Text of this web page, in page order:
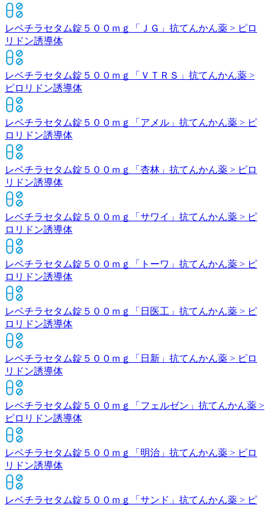
レベチラセタム錠５００ｍｇ「ＪＧ」 抗てんかん薬 > ピロ
リドン誘導体
レベチラセタム錠５００ｍｇ「ＶＴＲＳ」 抗てんかん薬 >
ピロリドン誘導体
レベチラセタム錠５００ｍｇ「アメル」 抗てんかん薬 > ピ
ロリドン誘導体
レベチラセタム錠５００ｍｇ「杏林」 抗てんかん薬 > ピロ
リドン誘導体
レベチラセタム錠５００ｍｇ「サワイ」 抗てんかん薬 > ピ
ロリドン誘導体
レベチラセタム錠５００ｍｇ「トーワ」 抗てんかん薬 > ピ
ロリドン誘導体
レベチラセタム錠５００ｍｇ「日医工」 抗てんかん薬 > ピ
ロリドン誘導体
レベチラセタム錠５００ｍｇ「日新」 抗てんかん薬 > ピロ
リドン誘導体
レベチラセタム錠５００ｍｇ「フェルゼン」 抗てんかん薬 >
ピロリドン誘導体
レベチラセタム錠５００ｍｇ「明治」 抗てんかん薬 > ピロ
リドン誘導体
レベチラセタム錠５００ｍｇ「サンド」 抗てんかん薬 > ピ